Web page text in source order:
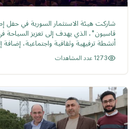
شاركت هيئة الاستثمار السورية في حفل
قاسيون"، الذي يهدف إلى تعزيز
أنشطة ترفيهية وثقافية واجتماعية،
1273 عدد المشاهدات